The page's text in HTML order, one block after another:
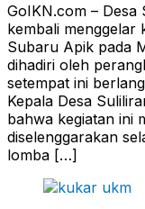
GoIKN.com – Desa
kembali menggelar
Subaru Apik pada
dihadiri oleh
setempat ini
Kepala Desa
bahwa kegiatan ini
diselenggarakan
lomba […]